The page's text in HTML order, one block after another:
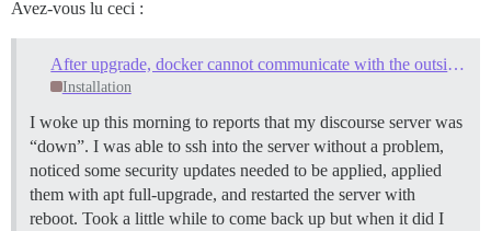
Avez-vous lu ceci :
After upgrade, docker cannot communicate with the outside world
Installation
I woke up this morning to reports that my discourse server was
“down”. I was able to ssh into the server without a problem,
noticed some security updates needed to be applied, applied
them with apt full-upgrade, and restarted the server with
reboot. Took a little while to come back up but when it did I